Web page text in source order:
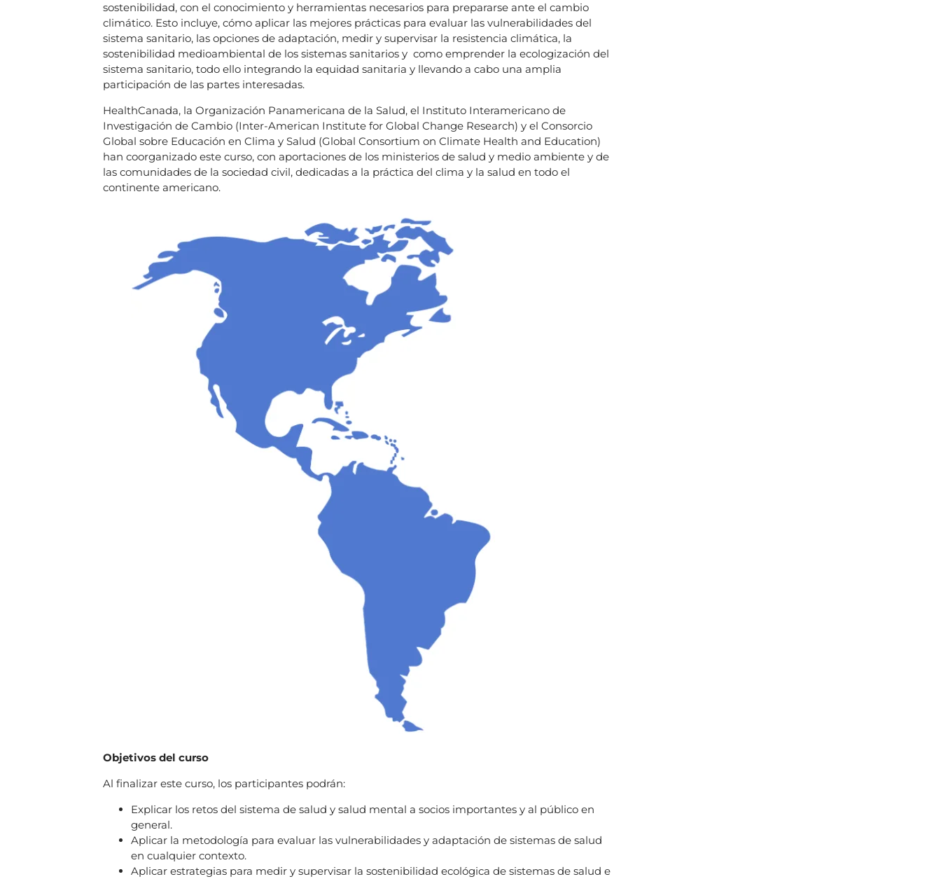
sostenibilidad, con el conocimiento y herramientas necesarios para prepararse ante el cambio
climático. Esto incluye, cómo aplicar las mejores prácticas para evaluar las vulnerabilidades del
sistema sanitario, las opciones de adaptación, medir y supervisar la resistencia climática, la
sostenibilidad medioambiental de los sistemas sanitarios y como emprender la ecologización del
sistema sanitario, todo ello integrando la equidad sanitaria y llevando a cabo una amplia
participación de las partes interesadas.
HealthCanada, la Organización Panamericana de la Salud, el Instituto Interamericano de
Investigación de Cambio (Inter-American Institute for Global Change Research) y el Consorcio
Global sobre Educación en Clima y Salud (Global Consortium on Climate Health and Education)
han coorganizado este curso, con aportaciones de los ministerios de salud y medio ambiente y de
las comunidades de la sociedad civil, dedicadas a la práctica del clima y la salud en todo el
continente americano.
Objetivos del curso
Al finalizar este curso, los participantes podrán:
Explicar los retos del sistema de salud y salud mental a socios importantes y al público en
general.
Aplicar la metodología para evaluar las vulnerabilidades y adaptación de sistemas de salud
en cualquier contexto.
Aplicar estrategias para medir y supervisar la sostenibilidad ecológica de sistemas de salud e